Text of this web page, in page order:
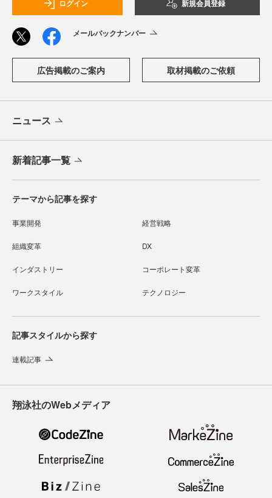
ログイン 新規会員登録
メールバックナンバー
広告掲載のご案内 取材掲載のご依頼
ニュース
新着記事一覧
テーマから記事を探す
事業開発 経営戦略
組織変革 DX
インダストリー コーポレート変革
ワークスタイル テクノロジー
記事スタイルから探す
連載記事
翔泳社のWebメディア